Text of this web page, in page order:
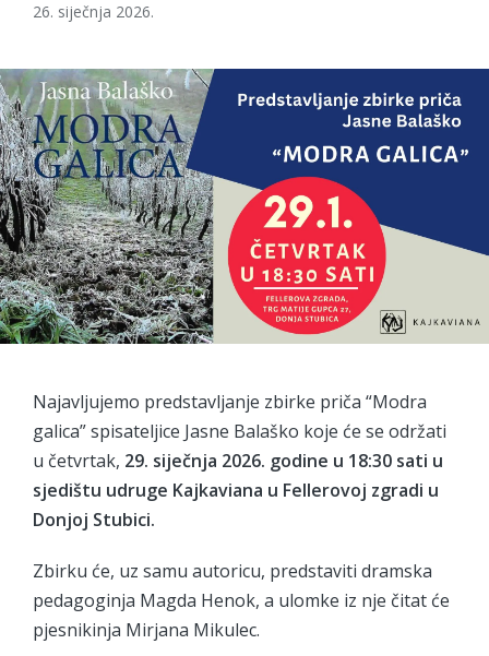
26. siječnja 2026.
Najavljujemo predstavljanje zbirke priča “Modra
galica” spisateljice Jasne Balaško koje će se održati
u četvrtak, 29. siječnja 2026. godine u 18:30 sati u
sjedištu udruge Kajkaviana u Fellerovoj zgradi u
Donjoj Stubici.
Zbirku će, uz samu autoricu, predstaviti dramska
pedagoginja Magda Henok, a ulomke iz nje čitat će
pjesnikinja Mirjana Mikulec.